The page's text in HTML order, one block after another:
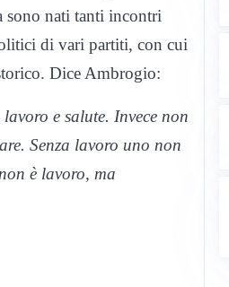
sono nati tanti incontri
di vari partiti, con cui
Dice Ambrogio:
e salute. Invece non
Senza lavoro uno non
è lavoro, ma